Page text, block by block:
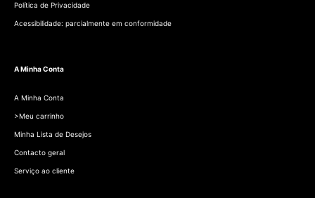
Política de Privacidade
Acessibilidade: parcialmente em conformidade
A Minha Conta
A Minha Conta
>Meu carrinho
Minha Lista de Desejos
Contacto geral
Serviço ao cliente